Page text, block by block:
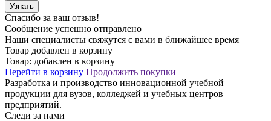
Узнать
Спасибо за ваш отзыв!
Сообщение успешно отправлено
Наши специалисты свяжутся с вами в ближайшее время
Товар добавлен в корзину
Товар: добавлен в корзину
Перейти в корзину Продолжить покупки
Разработка и производство инновационной учебной
продукции для вузов, колледжей и учебных центров
предприятий.
Следи за нами